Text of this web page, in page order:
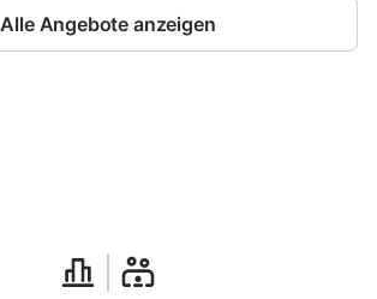
Alle Angebote anzeigen